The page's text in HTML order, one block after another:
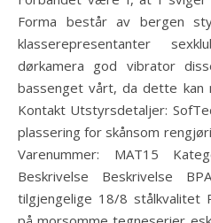
Forma består av bergen
klasserepresentanter
dørkamera god vibrator
bassenget vårt, da dette kan
Kontakt Utstyrsdetaljer:
plassering for skånsom
Varenummer: MAT15
Beskrivelse Beskrivelse
tilgjengelige 18/8 stålkvalitet